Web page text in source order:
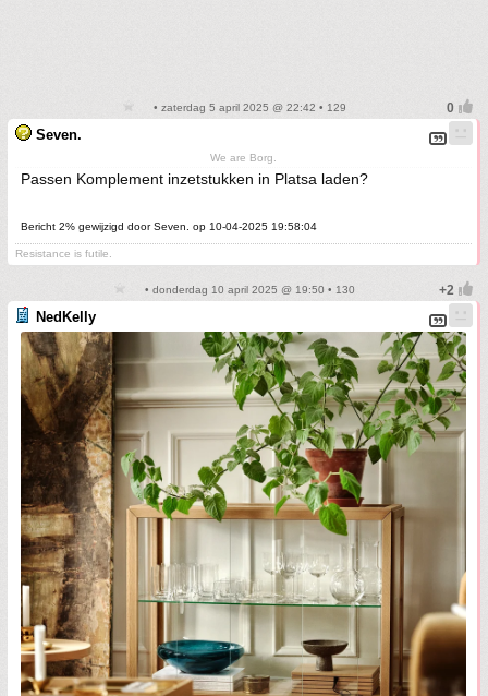
• zaterdag 5 april 2025 @ 22:42 • 129
Seven.
We are Borg.
Passen Komplement inzetstukken in Platsa laden?
Bericht 2% gewijzigd door Seven. op 10-04-2025 19:58:04
Resistance is futile.
• donderdag 10 april 2025 @ 19:50 • 130
NedKelly